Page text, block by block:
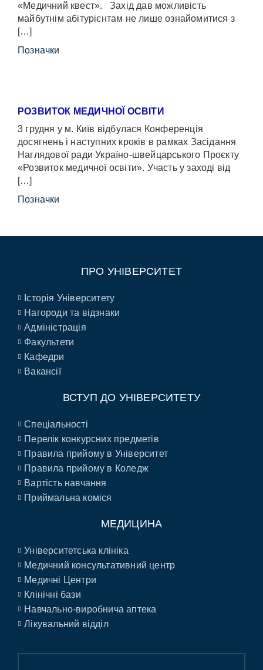
«Медичний квест». Захід дав можливість
майбутнім абітурієнтам не лише ознайомитися з
[…]
Позначки
РОЗВИТОК МЕДИЧНОЇ ОСВІТИ
3 грудня у м. Київ відбулася Конференція
досягнень і наступних кроків в рамках Засідання
Наглядової ради Україно-швейцарського Проєкту
«Розвиток медичної освіти». Участь у заході від
[…]
Позначки
ПРО УНІВЕРСИТЕТ
Історія Університету
Нагороди та відзнаки
Адміністрація
Факультети
Кафедри
Вакансії
ВСТУП ДО УНІВЕРСИТЕТУ
Спеціальності
Перелік конкурсних предметів
Правила прийому в Університет
Правила прийому в Коледж
Вартість навчання
Приймальна коміся
МЕДИЦИНА
Університетська клініка
Медичний консультативний центр
Медичні Центри
Клінічні бази
Навчально-виробнича аптека
Лікувальний відділ